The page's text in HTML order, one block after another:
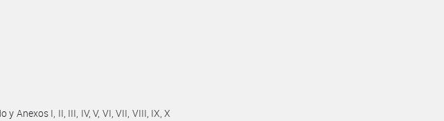
Anexos I, II, III, IV, V, VI, VII, VIII, IX, X